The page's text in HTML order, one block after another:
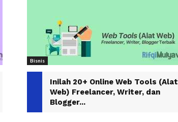
Bisnis
Inilah 20+ Online Web Tools (Alat
Web) Freelancer, Writer, dan
Blogger...